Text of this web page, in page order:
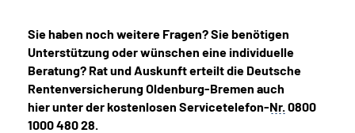
Sie haben noch weitere Fragen? Sie benötigen
Unterstützung oder wünschen eine individuelle
Beratung? Rat und Auskunft erteilt die Deutsche
Rentenversicherung Oldenburg-Bremen auch
hier unter der kostenlosen Servicetelefon-Nr.0800
1000 480 28.